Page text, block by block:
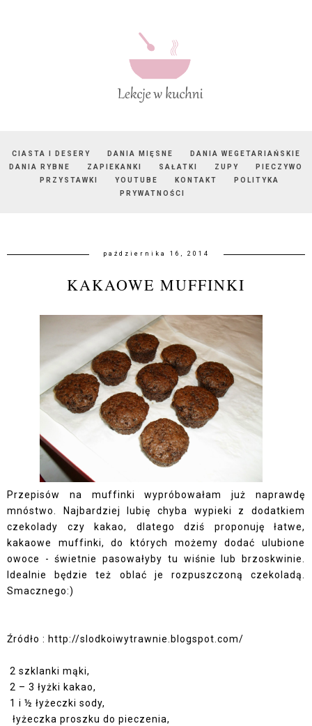
CIASTA I DESERY DANIA MIĘSNE
DANIA WEGETARIAŃSKIE
DANIA RYBNE
ZAPIEKANKI SAŁATKI ZUPY
PIECZYWO
PRZYSTAWKI
YOUTUBE KONTAKT
POLITYKA
PRYWATNOŚCI
października 16, 2014
KAKAOWE MUFFINKI
Przepisów na muffinki wypróbowałam już naprawdę
mnóstwo. Najbardziej lubię chyba wypieki z dodatkiem
czekolady czy kakao, dlatego dziś proponuję łatwe,
kakaowe muffinki, do których możemy dodać ulubione
owoce - świetnie pasowałyby tu wiśnie lub brzoskwinie.
Idealnie będzie też oblać je rozpuszczoną czekoladą.
Smacznego:)
Źródło : http://slodkoiwytrawnie.blogspot.com/
2 szklanki mąki,
2 – 3 łyżki kakao,
1 i ½ łyżeczki sody,
łyżeczka proszku do pieczenia,